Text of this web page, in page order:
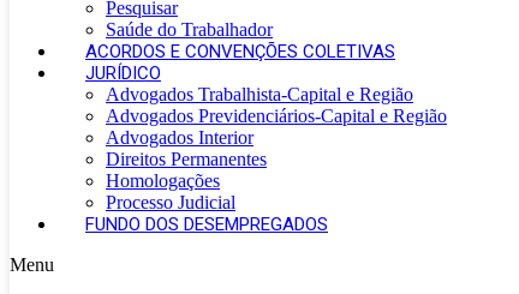
Pesquisar
Saúde do Trabalhador
ACORDOS E CONVENÇÕES COLETIVAS
JURÍDICO
Advogados Trabalhista-Capital e Região
Advogados Previdenciários-Capital e Região
Advogados Interior
Direitos Permanentes
Homologações
Processo Judicial
FUNDO DOS DESEMPREGADOS
Menu